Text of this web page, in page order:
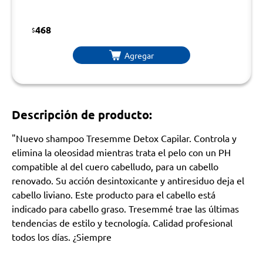
$468
Agregar
Descripción de producto:
"Nuevo shampoo Tresemme Detox Capilar. Controla y
elimina la oleosidad mientras trata el pelo con un PH
compatible al del cuero cabelludo, para un cabello
renovado. Su acción desintoxicante y antiresiduo deja el
cabello liviano. Este producto para el cabello está
indicado para cabello graso. Tresemmé trae las últimas
tendencias de estilo y tecnología. Calidad profesional
todos los días. ¿Siempre